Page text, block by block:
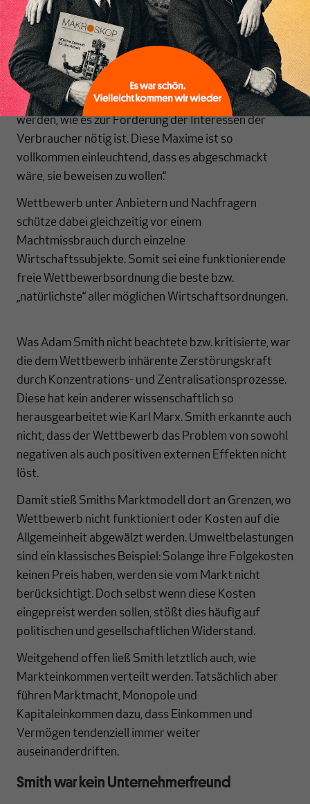
jeweils zu einer optimalen Zusammensetzung des
quantitativen und qualitativen sowie zeitlich
bestimmten Güterangebots gemäß den Wünschen
der Verbraucher kommen würde: „Zweck und Ziel aller
Produktion ist der Verbrauch, und die Interessen des
Produzenten sollten nur soweit berücksichtigt
werden, wie es zur Förderung der Interessen der
Verbraucher nötig ist. Diese Maxime ist so
vollkommen einleuchtend, dass es abgeschmackt
wäre, sie beweisen zu wollen.“
Wettbewerb unter Anbietern und Nachfragern
schütze dabei gleichzeitig vor einem
Machtmissbrauch durch einzelne
Wirtschaftssubjekte. Somit sei eine funktionierende
freie Wettbewerbsordnung die beste bzw.
„natürlichste“ aller möglichen Wirtschaftsordnungen.
Was Adam Smith nicht beachtete bzw. kritisierte, war
die dem Wettbewerb inhärente Zerstörungskraft
durch Konzentrations- und Zentralisationsprozesse.
Diese hat kein anderer wissenschaftlich so
herausgearbeitet wie Karl Marx. Smith erkannte auch
nicht, dass der Wettbewerb das Problem von sowohl
negativen als auch positiven externen Effekten nicht
löst.
Damit stieß Smiths Marktmodell dort an Grenzen, wo
Wettbewerb nicht funktioniert oder Kosten auf die
Allgemeinheit abgewälzt werden. Umweltbelastungen
sind ein klassisches Beispiel: Solange ihre Folgekosten
keinen Preis haben, werden sie vom Markt nicht
berücksichtigt. Doch selbst wenn diese Kosten
eingepreist werden sollen, stößt dies häufig auf
politischen und gesellschaftlichen Widerstand.
Weitgehend offen ließ Smith letztlich auch, wie
Markteinkommen verteilt werden. Tatsächlich aber
führen Marktmacht, Monopole und
Kapitaleinkommen dazu, dass Einkommen und
Vermögen tendenziell immer weiter
auseinanderdriften.
Smith war kein Unternehmerfreund